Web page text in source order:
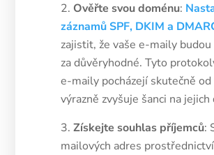
Ověřte svou doménu:
záznamů SPF, DKIM a
zajistit, že vaše e-maily budou
za důvěryhodné. Tyto
e-maily pocházejí skutečně od
výrazně zvyšuje šanci na jejich
Získejte souhlas příjemců:
mailových adres